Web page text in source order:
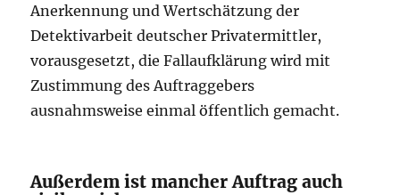
Anerkennung und Wertschätzung der
Detektivarbeit deutscher Privatermittler,
vorausgesetzt, die Fallaufklärung wird mit
Zustimmung des Auftraggebers
ausnahmsweise einmal öffentlich gemacht.
Außerdem ist mancher Auftrag auch